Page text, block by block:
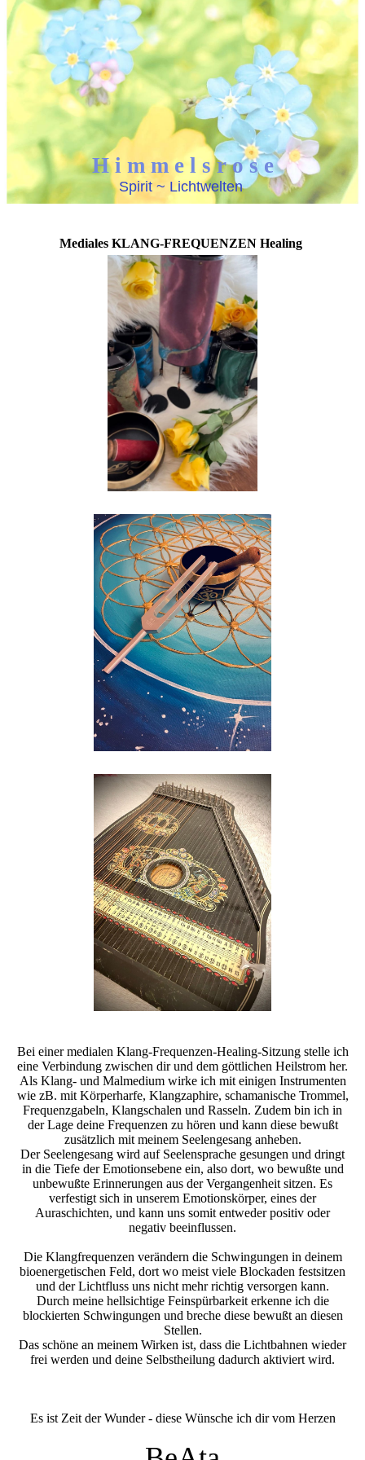
H i m m e l s r o s e
Spirit ~ Lichtwelten
Mediales KLANG-FREQUENZEN Healing
Bei einer medialen Klang-Frequenzen-Healing-Sitzung stelle ich
eine Verbindung zwischen dir und dem göttlichen Heilstrom her.
Als Klang- und Malmedium wirke ich mit einigen Instrumenten
wie zB. mit Körperharfe, Klangzaphire, schamanische Trommel,
Frequenzgabeln, Klangschalen und Rasseln. Zudem bin ich in
der Lage deine Frequenzen zu hören und kann diese bewußt
zusätzlich mit meinem Seelengesang anheben.
Der Seelengesang wird auf Seelensprache gesungen und dringt
in die Tiefe der Emotionsebene ein, also dort, wo bewußte und
unbewußte Erinnerungen aus der Vergangenheit sitzen. Es
verfestigt sich in unserem Emotionskörper, eines der
Auraschichten, und kann uns somit entweder positiv oder
negativ beeinflussen.
Die Klangfrequenzen verändern die Schwingungen in deinem
bioenergetischen Feld, dort wo meist viele Blockaden festsitzen
und der Lichtfluss uns nicht mehr richtig versorgen kann.
Durch meine hellsichtige Feinspürbarkeit erkenne ich die
blockierten Schwingungen und breche diese bewußt an diesen
Stellen.
Das schöne an meinem Wirken ist, dass die Lichtbahnen wieder
frei werden und deine Selbstheilung dadurch aktiviert wird.
Es ist Zeit der Wunder - diese Wünsche ich dir vom Herzen